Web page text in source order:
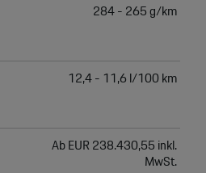
284 - 265 g/km
12,4 - 11,6 l/100 km
Ab EUR 238.430,55 inkl.
MwSt.